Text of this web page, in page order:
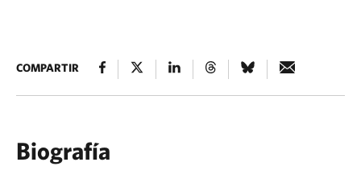
COMPARTIR
Biografía